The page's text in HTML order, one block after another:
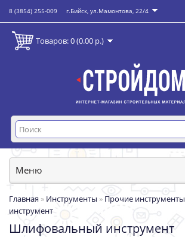
8 (3854) 255-009 г.Бийск, ул.Мамонтова, 22/4
Товаров: 0 (0.00 р.)
Меню
Главная » Инструменты » Прочие инструменты
инструмент
Шлифовальный инструмент